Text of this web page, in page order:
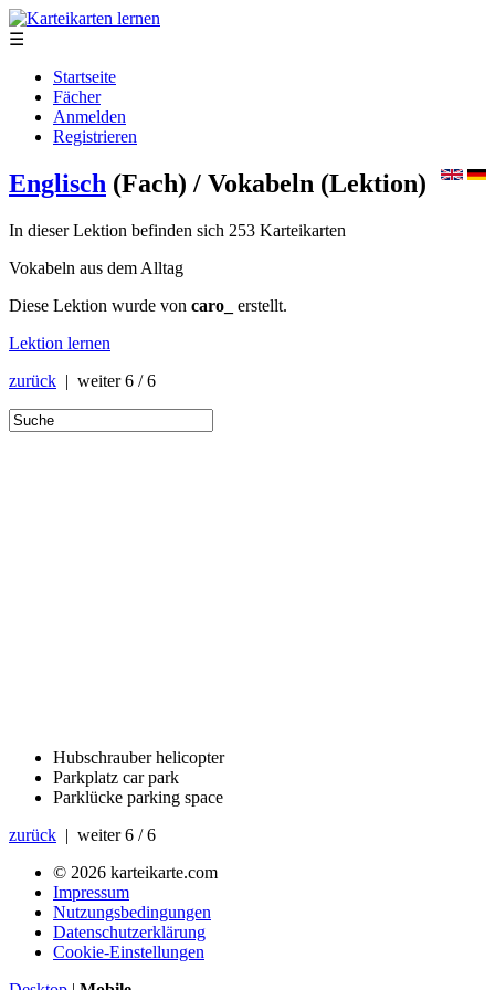
☰
Startseite
Fächer
Anmelden
Registrieren
Englisch (Fach) / Vokabeln (Lektion)
In dieser Lektion befinden sich 253 Karteikarten
Vokabeln aus dem Alltag
Diese Lektion wurde von caro_
erstellt.
Lektion lernen
zurück | weiter6 / 6
Hubschrauberhelicopter
Parkplatz car park
Parklücke parking space
zurück | weiter6 / 6
© 2026 karteikarte.com
Impressum
Nutzungsbedingungen
Datenschutzerklärung
Cookie-Einstellungen